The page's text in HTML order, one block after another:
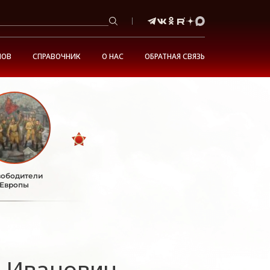
СПРАВОЧНИК О НАС ОБРАТНАЯ СВЯЗЬ
Европы